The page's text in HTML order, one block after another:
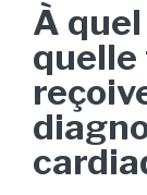
À
quelle